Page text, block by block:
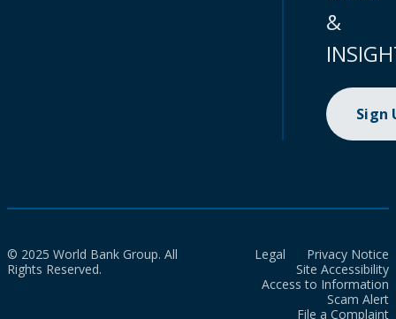
&
Sign
© 2025 World Bank Group. All
Rights Reserved.
Legal
Privacy Notice
Site Accessibility
Access to Information
Scam Alert
File a Complaint